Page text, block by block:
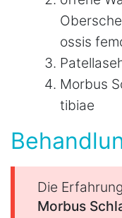
ossis
Morbus
tibiae
Die
Morbus